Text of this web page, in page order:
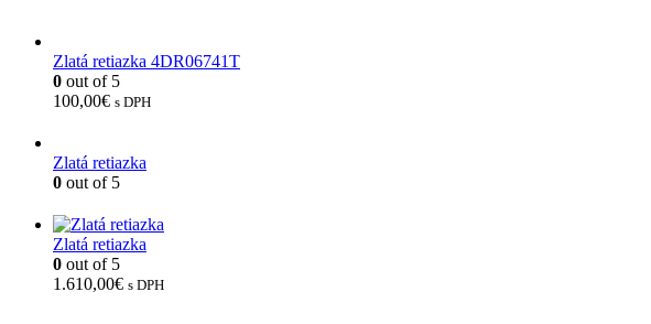
Zlatá retiazka 4DR06741T
0 out of 5
100,00€ s DPH
Zlatá retiazka
0 out of 5
Zlatá retiazka
0 out of 5
1.610,00€ s DPH